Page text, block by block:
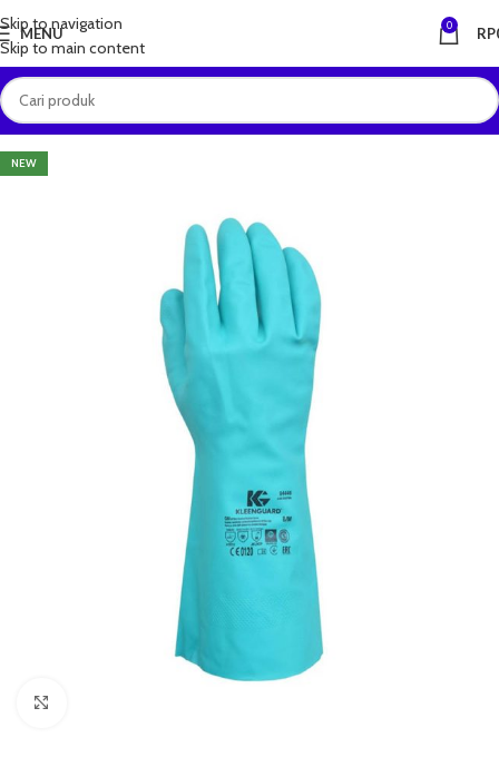
Skip to navigation
Skip to main content
MENU 0 RP
NEW